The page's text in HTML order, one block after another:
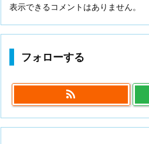
表示できるコメントはありません。
フォローする
